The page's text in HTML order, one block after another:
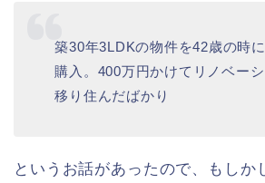
築30年3LDKの物件を42歳の時
購入。400万円かけてリノベー
移り住んだばかり
というお話があったので、もしか